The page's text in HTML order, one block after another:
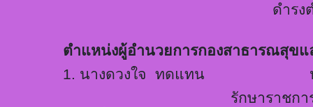
ดำรง
ตำแหน่งผู้อำนวยการกองสาธารณสุขแ
1. นางดวงใจ ทดแทน หัวหน้า
รักษาราชก